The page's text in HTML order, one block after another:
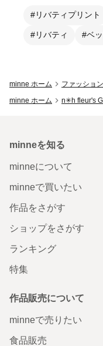
#リバティプリント
#リバティ #ベ
minne ホーム ファッション
minne ホーム
n✳︎h fleur's
minneを知る
minneについて
minneで買いたい
作品をさがす
ショップをさがす
ランキング
特集
作品販売について
minneで売りたい
食品販売